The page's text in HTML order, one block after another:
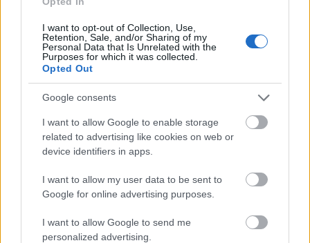
I want to opt-out of Collection, Use,
Retention, Sale, and/or Sharing of my
Personal Data that Is Unrelated with the
Purposes for which it was collected.
Opted Out
Google consents
I want to allow Google to enable storage
related to advertising like cookies on web or
device identifiers in apps.
I want to allow my user data to be sent to
Google for online advertising purposes.
I want to allow Google to send me
personalized advertising.
megjelent műve a Mendelsshon a tetőn és az Élet
csillaggal után. A regényt a Park Kiadó adta ki 2018-
ban, Varga György kiváló fordításában. Elképesztően
érdekes könyv, a szó lehető legtágabb és
legszertágazóbb értelmében. Persze már maga Weil
élete…